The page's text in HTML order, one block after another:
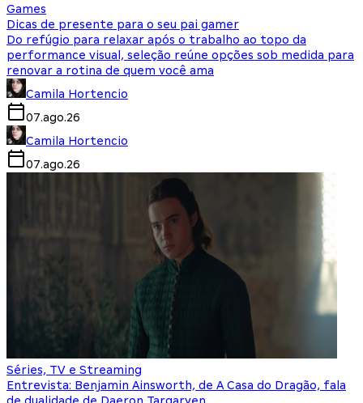
Games
Dicas de presente para o seu pai gamer
Do refúgio para relaxar após o trabalho ao topo da
performance visual, seleção reúne opções sob medida para
renovar a rotina de quem você ama
Camila Hortencio
07.ago.26
Camila Hortencio
07.ago.26
Séries, TV e Streaming
Entrevista: Benjamin Ainsworth, de A Casa do Dragão, fala